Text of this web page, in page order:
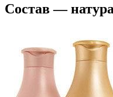
Состав —